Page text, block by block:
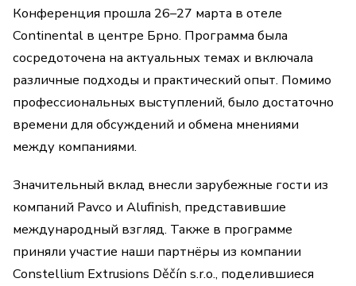
Конференция прошла 26–27 марта в отеле
Continental в центре Брно. Программа была
сосредоточена на актуальных темах и включала
различные подходы и практический опыт. Помимо
профессиональных выступлений, было достаточно
времени для обсуждений и обмена мнениями
между компаниями.
Значительный вклад внесли зарубежные гости из
компаний Pavco и Alufinish, представившие
международный взгляд. Также в программе
приняли участие наши партнёры из компании
Constellium Extrusions Děčín s.r.o., поделившиеся